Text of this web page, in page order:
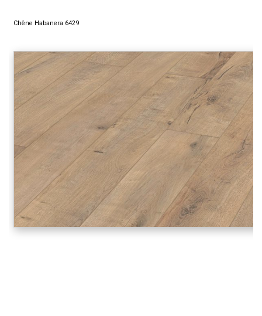
Chêne Habanera 6429